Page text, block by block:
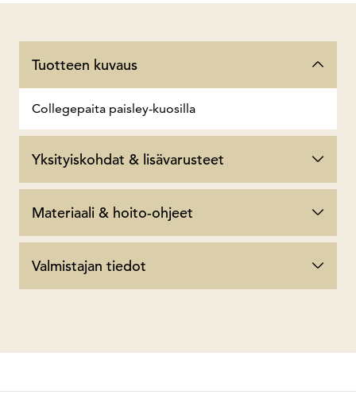
Tuotteen kuvaus
Collegepaita paisley-kuosilla
Yksityiskohdat & lisävarusteet
Materiaali & hoito-ohjeet
Valmistajan tiedot